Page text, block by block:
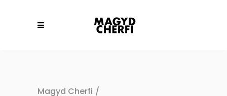
Magyd Cherfi /